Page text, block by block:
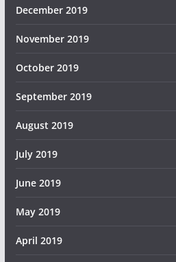
December 2019
November 2019
October 2019
September 2019
August 2019
July 2019
June 2019
May 2019
April 2019